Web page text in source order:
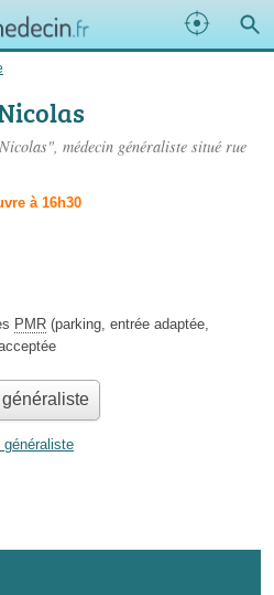
médecin généraliste situé rue
à 16h30
PMR (parking, entrée adaptée,
généraliste